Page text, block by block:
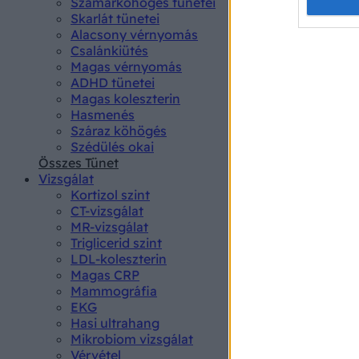
Skarlát tünetei
Alacsony vérnyomás
Csalánkiütés
Magas vérnyomás
ADHD tünetei
Magas koleszterin
Hasmenés
Száraz köhögés
Szédülés okai
Összes Tünet
Vizsgálat
Kortizol szint
CT-vizsgálat
MR-vizsgálat
Triglicerid szint
LDL-koleszterin
Magas CRP
Mammográfia
EKG
Hasi ultrahang
Mikrobiom vizsgálat
Vérvétel